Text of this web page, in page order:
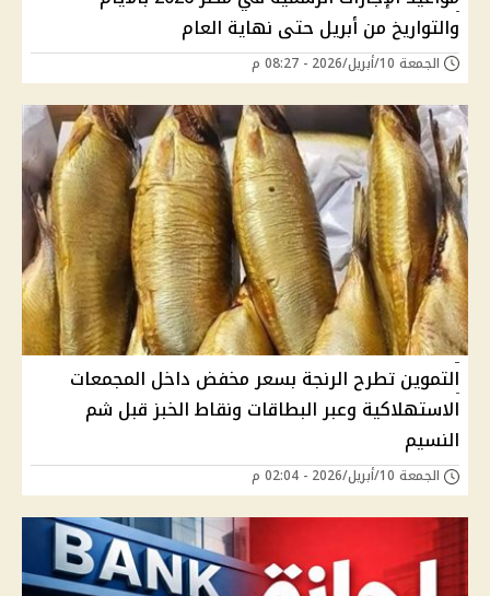
والتواريخ من أبريل حتى نهاية العام
الجمعة 10/أبريل/2026 - 08:27 م
التموين تطرح الرنجة بسعر مخفض داخل المجمعات
الاستهلاكية وعبر البطاقات ونقاط الخبز قبل شم
النسيم
الجمعة 10/أبريل/2026 - 02:04 م